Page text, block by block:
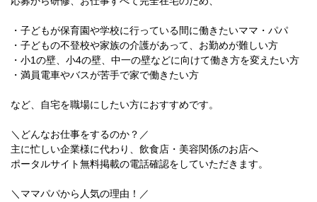
・子どもが保育園や学校に行っている間に働きたいママ・パパ
・子どもの不登校や家族の介護があって、お勤めが難しい方
・小1の壁、小4の壁、中一の壁などに向けて働き方を変えたい方
・満員電車やバスが苦手で家で働きたい方
など、自宅を職場にしたい方におすすめです。
＼どんなお仕事をするのか？／
主に忙しい企業様に代わり、飲食店・美容関係のお店へ
ポータルサイト無料掲載の電話確認をしていただきます。
＼ママパパから人気の理由！／